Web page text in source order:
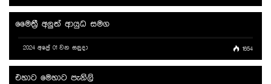
මෛත්‍රී අලුත් ආයුධ සමග
2024 අප්‍රේ 01 වන සඳුදා 1654
එහාට මෙහාට පැනිලි